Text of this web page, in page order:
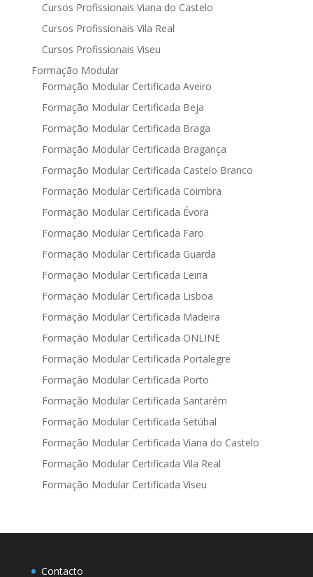
Cursos Profissionais Viana do Castelo
Cursos Profissionais Vila Real
Cursos Profissionais Viseu
Formação Modular
Formação Modular Certificada Aveiro
Formação Modular Certificada Beja
Formação Modular Certificada Braga
Formação Modular Certificada Bragança
Formação Modular Certificada Castelo Branco
Formação Modular Certificada Coimbra
Formação Modular Certificada Évora
Formação Modular Certificada Faro
Formação Modular Certificada Guarda
Formação Modular Certificada Leiria
Formação Modular Certificada Lisboa
Formação Modular Certificada Madeira
Formação Modular Certificada ONLINE
Formação Modular Certificada Portalegre
Formação Modular Certificada Porto
Formação Modular Certificada Santarém
Formação Modular Certificada Setúbal
Formação Modular Certificada Viana do Castelo
Formação Modular Certificada Vila Real
Formação Modular Certificada Viseu
Contacto